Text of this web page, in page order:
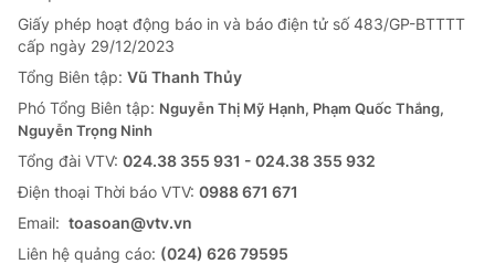
Giấy phép hoạt động báo in và báo điện tử số 483/GP-BTTTT
cấp ngày 29/12/2023
Tổng Biên tập: Vũ Thanh Thủy
Phó Tổng Biên tập: Nguyễn Thị Mỹ Hạnh, Phạm Quốc Thắng,
Nguyễn Trọng Ninh
Tổng đài VTV: 024.38 355 931 - 024.38 355 932
Ðiện thoại Thời báo VTV: 0988 671 671
Email: toasoan@vtv.vn
Liên hệ quảng cáo: (024) 626 79595